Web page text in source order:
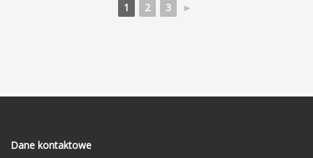
1 2 3 ►
Dane kontaktowe